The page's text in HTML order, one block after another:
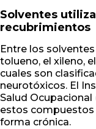
Solventes
recubrimientos
Entre los
tolueno, el xileno,
cuales son
neurotóxicos. El
Salud
estos
forma crónica.